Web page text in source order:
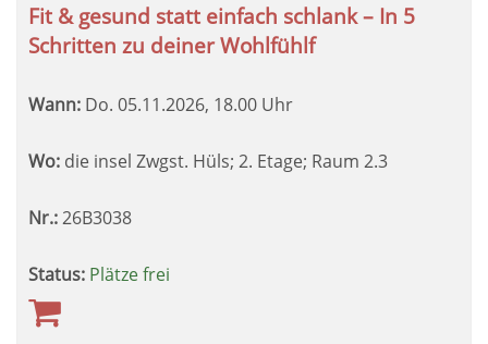
Fit & gesund statt einfach schlank – In 5
Schritten zu deiner Wohlfühlf
Wann: Do. 05.11.2026, 18.00 Uhr
Wo: die insel Zwgst. Hüls; 2. Etage; Raum 2.3
Nr.:26B3038
Status: Plätze frei